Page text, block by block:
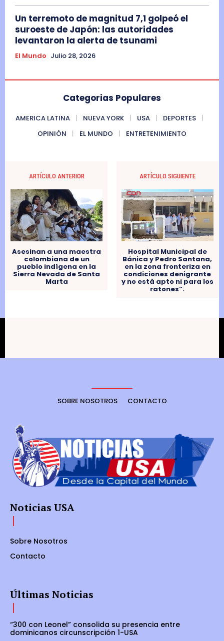
Un terremoto de magnitud 7,1 golpeó el
suroeste de Japón: las autoridades
levantaron la alerta de tsunami
El Mundo Julio 28, 2026
Categorias Populares
AMERICA LATINA NUEVA YORK USA
DEPORTES
OPINIÓN
EL MUNDO ENTRETENIMIENTO
ARTÍCULO ANTERIOR
Asesinan a una maestra
colombiana de un
pueblo indígena en la
Sierra Nevada de Santa
Marta
ARTÍCULO SIGUIENTE
Hospital Municipal de
Bánica y Pedro Santana,
en la zona fronteriza en
condiciones denigrante
y no está apto ni para los
ratones”.
SOBRE NOSOTROS CONTACTO
Noticias USA
Sobre Nosotros
Contacto
Últimas Noticias
“300 con Leonel” consolida su presencia entre
dominicanos circunscripción 1-USA